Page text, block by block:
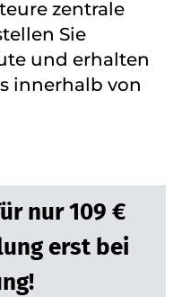
zentrale
Sie
und erhalten
innerhalb von
nur 109 €
erst bei